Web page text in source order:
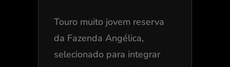
Touro muito jovem reserva
da Fazenda Angélica,
selecionado para integrar